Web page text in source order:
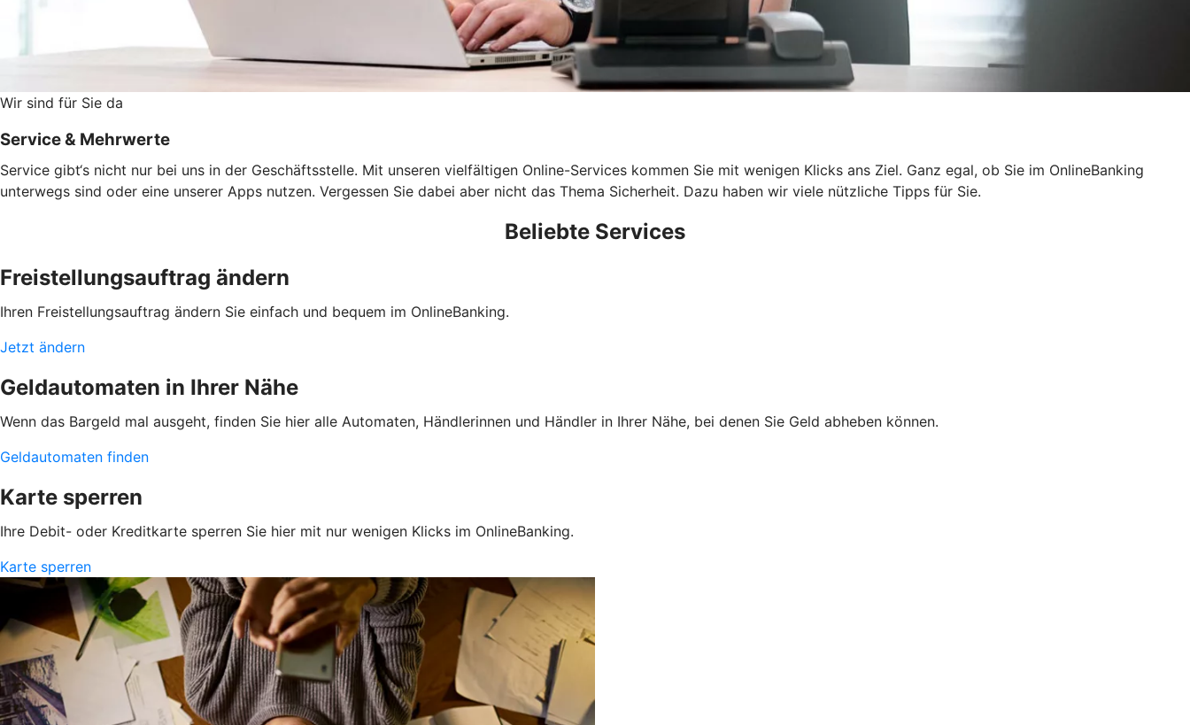
Wir sind für Sie da
Service & Mehrwerte
Service gibt‘s nicht nur bei uns in der Geschäftsstelle. Mit unseren vielfältigen Online-Services kommen Sie mit wenigen Klicks ans Ziel. Ganz egal, ob Sie im OnlineBanking
unterwegs sind oder eine unserer Apps nutzen. Vergessen Sie dabei aber nicht das Thema Sicherheit. Dazu haben wir viele nützliche Tipps für Sie.
Beliebte Services
Freistellungsauftrag ändern
Ihren Freistellungsauftrag ändern Sie einfach und bequem im OnlineBanking.
Jetzt ändern
Geldautomaten in Ihrer Nähe
Wenn das Bargeld mal ausgeht, finden Sie hier alle Automaten, Händlerinnen und Händler in Ihrer Nähe, bei denen Sie Geld abheben können.
Geldautomaten finden
Karte sperren
Ihre Debit- oder Kreditkarte sperren Sie hier mit nur wenigen Klicks im OnlineBanking.
Karte sperren